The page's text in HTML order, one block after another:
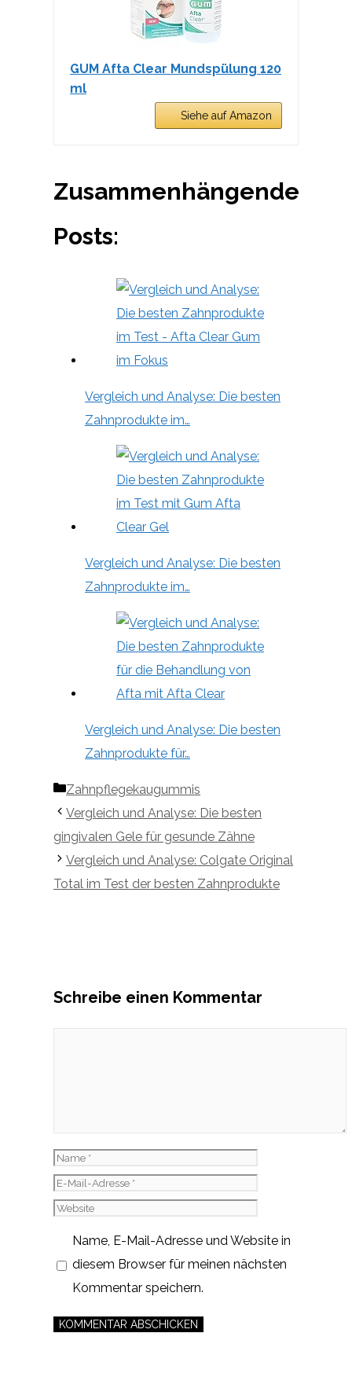
GUM Afta Clear Mundspülung 120
ml
Siehe auf Amazon
Zusammenhängende
Posts:
Vergleich und Analyse: Die besten
Zahnprodukte im…
Vergleich und Analyse: Die besten
Zahnprodukte im…
Vergleich und Analyse: Die besten
Zahnprodukte für…
Kategorien
Zahnpflegekaugummis
Vergleich und Analyse: Die besten
gingivalen Gele für gesunde Zähne
Vergleich und Analyse: Colgate Original
Total im Test der besten Zahnprodukte
Schreibe einen Kommentar
Name
E-
Mail-
Website
Name, E-Mail-Adresse und Website in
diesem Browser für meinen nächsten
Kommentar speichern.